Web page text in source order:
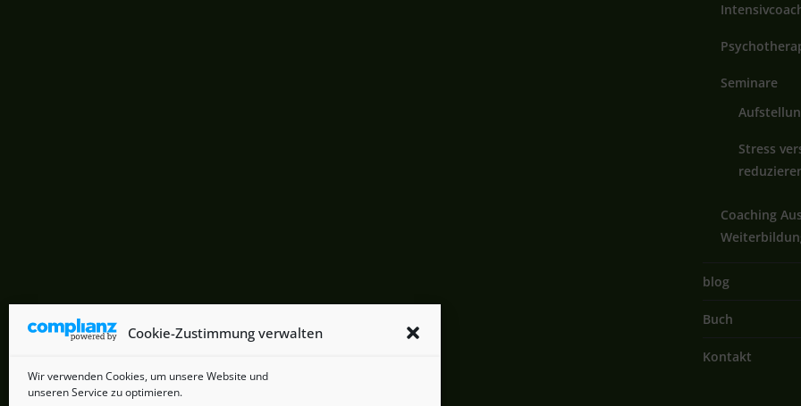
Cookie-Zustimmung verwalten
Wir verwenden Cookies, um unsere Website und
unseren Service zu optimieren.
Seminare
Stress
Coaching
blog
Buch
Kontakt